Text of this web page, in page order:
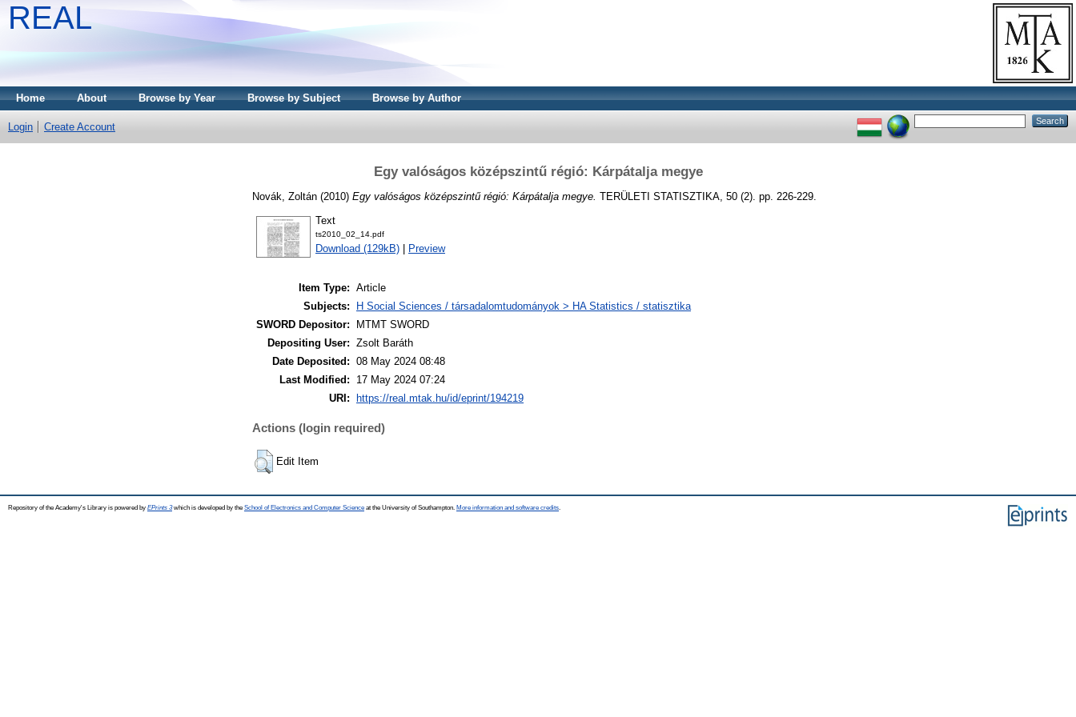
REAL
Home About Browse by Year Browse by Subject Browse by Author
Login Create Account
Egy valóságos középszintű régió: Kárpátalja megye
Novák, Zoltán (2010) Egy valóságos középszintű régió: Kárpátalja megye. TERÜLETI STATISZTIKA, 50 (2). pp. 226-229.
Text
ts2010_02_14.pdf
Download (129kB) Preview
Item Type: Article
Subjects:
H Social Sciences / társadalomtudományok > HA Statistics / statisztika
SWORD Depositor:
MTMT SWORD
Depositing User: Zsolt Baráth
Date Deposited: 08 May 2024 08:48
Last Modified:
17 May 2024 07:24
URI:
https://real.mtak.hu/id/eprint/194219
Actions (login required)
Edit Item
Repository of the Academy's Library is powered by EPrints 3which is developed by the School of Electronics and Computer Science at the University of Southampton. More information and software credits